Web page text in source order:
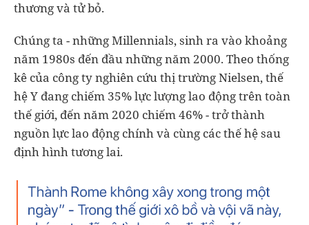
thương và tử bỏ.
Chúng ta - những Millennials, sinh ra vào khoảng
năm 1980s đến đầu những năm 2000. Theo thống
kê của công ty nghiên cứu thị trường Nielsen, thế
hệ Y đang chiếm 35% lực lượng lao động trên toàn
thế giới, đến năm 2020 chiếm 46% - trở thành
nguồn lực lao động chính và cùng các thế hệ sau
định hình tương lai.